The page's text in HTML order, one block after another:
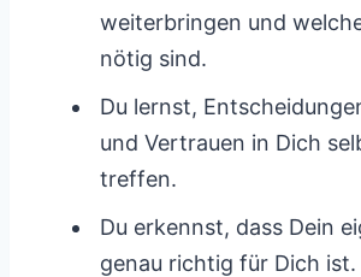
weiterbringen und
nötig sind.
Du lernst,
und Vertrauen in Dich
treffen.
Du erkennst, dass Dein
genau richtig für Dich ist.